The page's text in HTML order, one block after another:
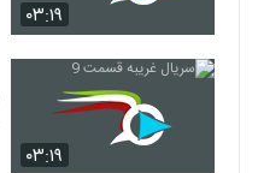
۰۳:۱۹
۰۳:۱۹